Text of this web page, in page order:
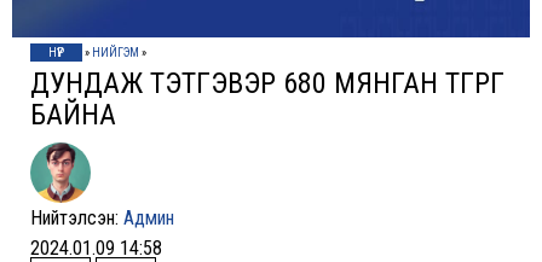
НҮҮР » НИЙГЭМ »
ДУНДАЖ ТЭТГЭВЭР 680 МЯНГАН ТӨГРӨГ
БАЙНА
Нийтэлсэн: Админ
2024.01.09 14:58